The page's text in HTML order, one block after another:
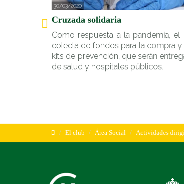
30/03/2020
Cruzada solidaria
Como respuesta a la pandemia, el
colecta de fondos para la compra
kits de prevención, que serán
de salud y hospitales públicos.
El club Área Social Actividades